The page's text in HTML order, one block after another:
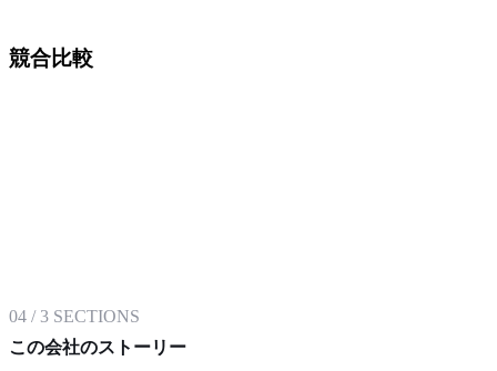
競合比較
04 /3 SECTIONS
この会社のストーリー